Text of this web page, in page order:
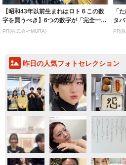
【昭和43年以前生まれはロト６この数
字を買うべき】6つの数字が「完全一
致」する方...
PR(株式会社MURA)
「
タ
PR(
昨日の人気フォトセレクション